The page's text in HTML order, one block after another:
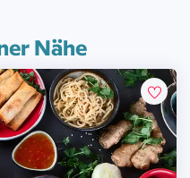
Nähe